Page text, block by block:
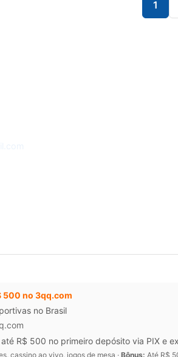
1
500 no 3qq.com
no Brasil
R$ 500 no primeiro depósito via PIX e
cassino ao vivo, jogos de mesa · Bônus: Até R$